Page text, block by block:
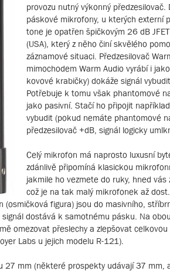
provozu nutný výkonný
páskové mikrofony, u kterých externí
tone je opatřen špičkovým 26 dB
(USA), který z něho činí skvělého
záznamové situaci. Předzesilovač
mimochodem Warm Audio vyrábí i
kovové krabičky) dokáže signál
Potřebuje k tomu však phantomové
jako pasivní. Stačí ho připojit
vybudit (pokud nemáte phantomové
předzesilovač +dB, signál logicky
Celý mikrofon má naprosto luxusní
zdánlivě připomíná klasickou
jakmile ho vezmete do ruky, hned
což je na tak malý mikrofonek až
(osmičková figura) jsou do masivního,
dostává k samotnému pásku. Na
omezovat přeslechy a zlepšovat
Labs u jejich modelu R-121).
mm (některé prospekty udávají 37 mm,